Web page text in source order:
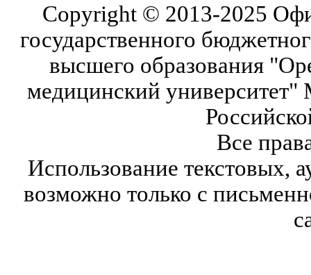
Copyright © 2013-2025
государственного
высшего образования
медицинский университет"
Все
Использование текстовых,
возможно только с